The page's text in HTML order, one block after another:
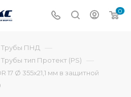
0
Трубы ПНД —
Трубы тип Протект (PS) —
17 Ø 355х21,1 мм в защитной